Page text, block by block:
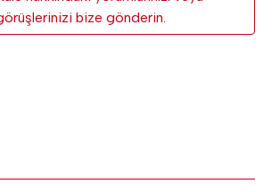
bize gönderin.